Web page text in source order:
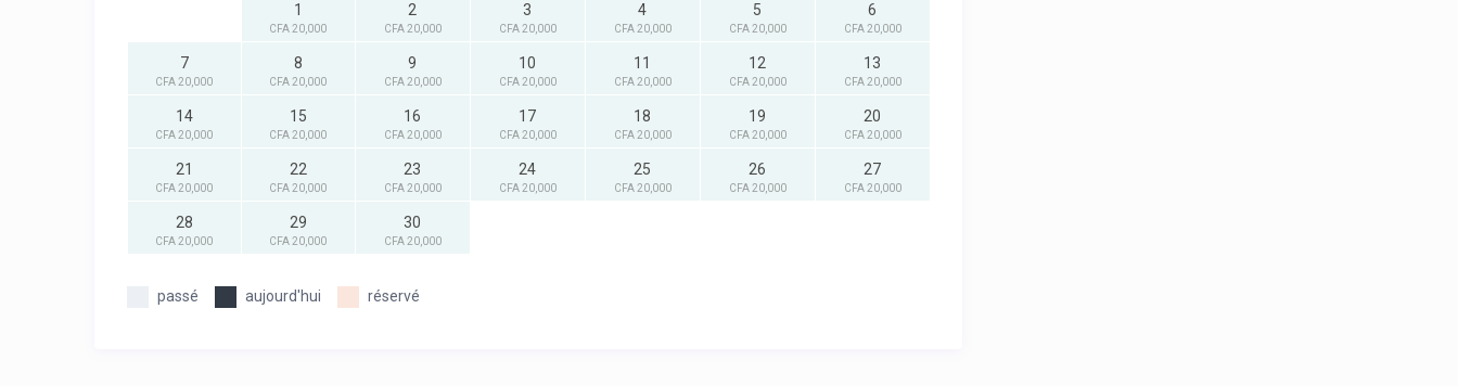
1
CFA 20,000
2
CFA 20,000
3
CFA 20,000
4
CFA 20,000
5
CFA 20,000
6
CFA 20,000
7
CFA 20,000
8
CFA 20,000
9
CFA 20,000
10
CFA 20,000
11
CFA 20,000
12
CFA 20,000
13
CFA 20,000
14
CFA 20,000
15
CFA 20,000
16
CFA 20,000
17
CFA 20,000
18
CFA 20,000
19
CFA 20,000
20
CFA 20,000
21
CFA 20,000
22
CFA 20,000
23
CFA 20,000
24
CFA 20,000
25
CFA 20,000
26
CFA 20,000
27
CFA 20,000
28
CFA 20,000
29
CFA 20,000
30
CFA 20,000
passé aujourd'hui réservé